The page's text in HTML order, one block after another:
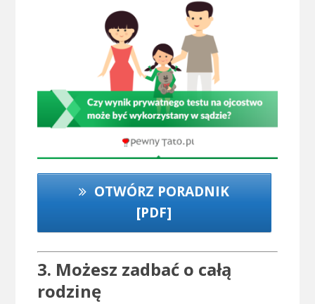
OTWÓRZ PORADNIK
[PDF]
3. Możesz zadbać o całą
rodzinę